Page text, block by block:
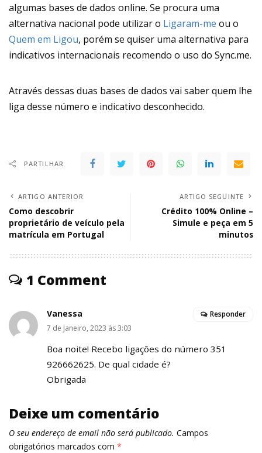
algumas bases de dados online. Se procura uma
alternativa nacional pode utilizar o Ligaram-me ou o
Quem em Ligou, porém se quiser uma alternativa para
indicativos internacionais recomendo o uso do Sync.me.
Através dessas duas bases de dados vai saber quem lhe
liga desse número e indicativo desconhecido.
PARTILHAR
ARTIGO ANTERIOR
Como descobrir
proprietário de veículo pela
matrícula em Portugal
ARTIGO SEGUINTE
Crédito 100% Online –
Simule e peça em 5
minutos
1 Comment
Vanessa
7 de Janeiro, 2023 às 3:03
Boa noite! Recebo ligações do número 351
926662625. De qual cidade é?
Obrigada
Responder
Deixe um comentário
O seu endereço de email não será publicado. Campos
obrigatórios marcados com *